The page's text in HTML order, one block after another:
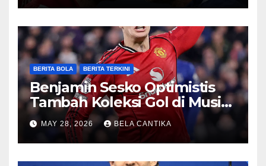
BERITA BOLA BERITA TERKINI
Benjamin Sesko Optimistis
Tambah Koleksi Gol di Musim
2026/27
MAY 28, 2026 BELA CANTIKA